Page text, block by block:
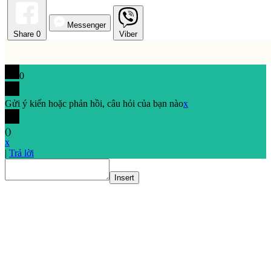
Share 0
Messenger
Viber
0
Gửi ý kiến hoặc phản hồi, câu hỏi của bạn nàox
()
x
| Trả lời
Insert